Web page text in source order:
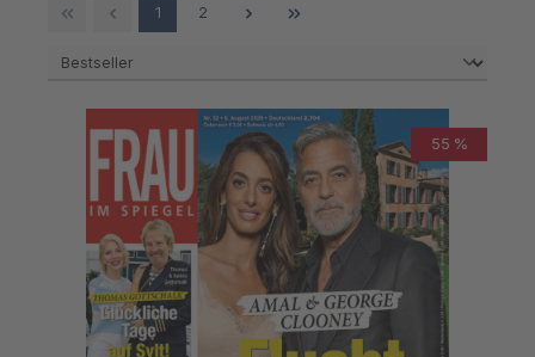
Seite
1 Seite
2
55 %